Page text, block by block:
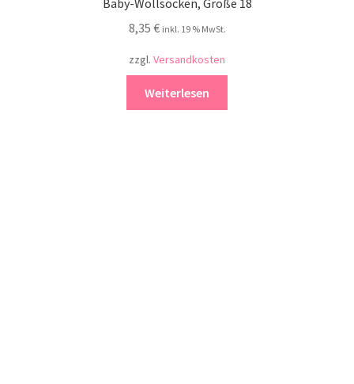
Baby-Wollsocken, Größe 18
8,35 € inkl. 19 % MwSt.
zzgl. Versandkosten
Weiterlesen